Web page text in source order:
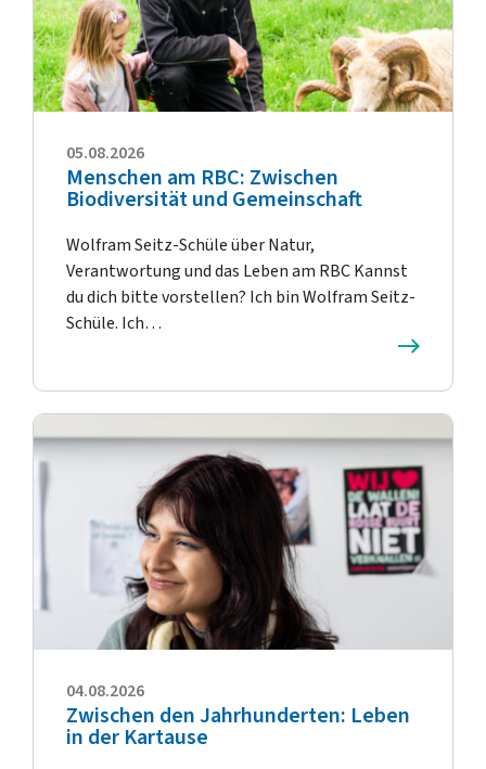
05.08.2026
Menschen am RBC: Zwischen
Biodiversität und Gemeinschaft
Wolfram Seitz-Schüle über Natur,
Verantwortung und das Leben am RBC Kannst
du dich bitte vorstellen? Ich bin Wolfram Seitz-
Schüle. Ich…
04.08.2026
Zwischen den Jahrhunderten: Leben
in der Kartause